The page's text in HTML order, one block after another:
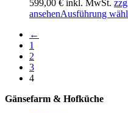
599,00 € inkl. MwSt.
ansehenAusführung
←
1
2
3
4
Gänsefarm & Hofküche